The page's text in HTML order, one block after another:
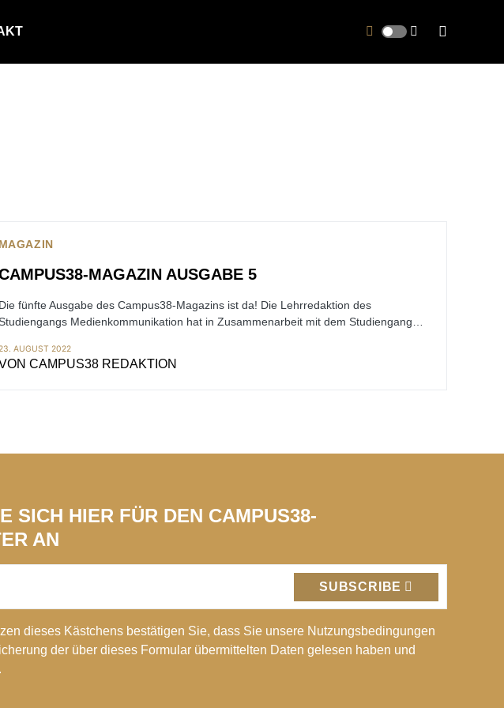
MAGAZIN
MAGAZIN AUSGABE 5
Die fünfte Ausgabe des Campus38-Magazins ist da! Die Lehrredaktion des
Medienkommunikation hat in Zusammenarbeit mit dem Studiengang…
AUGUST 2022
CAMPUS38 REDAKTION
SICH HIER FÜR DEN CAMPUS38-
AN
SUBSCRIBE
dieses Kästchens bestätigen Sie, dass Sie unsere Nutzungsbedingungen
der über dieses Formular übermittelten Daten gelesen haben und